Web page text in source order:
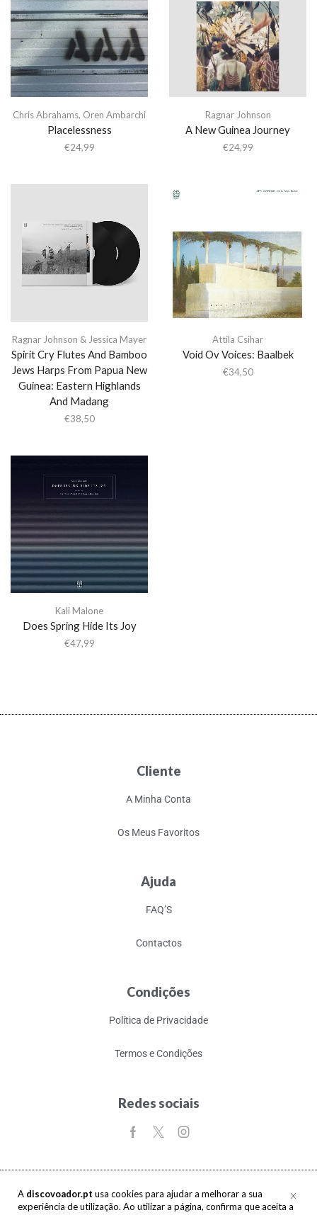
Chris Abrahams, Oren Ambarchi
Placelessness
€24,99
Ragnar Johnson
A New Guinea Journey
€24,99
Ragnar Johnson & Jessica Mayer
Spirit Cry Flutes And Bamboo
Jews Harps From Papua New
Guinea: Eastern Highlands
And Madang
€38,50
Attila Csihar
Void Ov Voices: Baalbek
€34,50
Kali Malone
Does Spring Hide Its Joy
€47,99
A discovoador.pt usa cookies para ajudar a melhorar a sua
experiência de utilização. Ao utilizar a página, confirma que aceita a
Cliente
A Minha Conta
Os Meus Favoritos
Ajuda
FAQ’S
Contactos
Condições
Política de Privacidade
Termos e Condições
Redes sociais
Copyright © 2017-2026 discovoador. Todos os direitos reservados.